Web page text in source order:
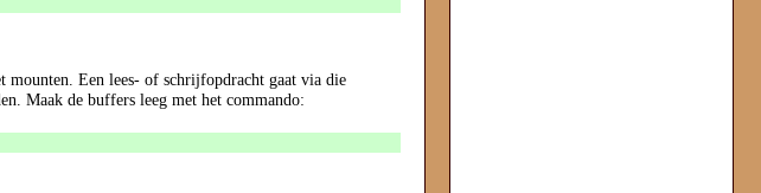
mounten. Een lees- of schrijfopdracht gaat via die
Maak de buffers leeg met het commando: